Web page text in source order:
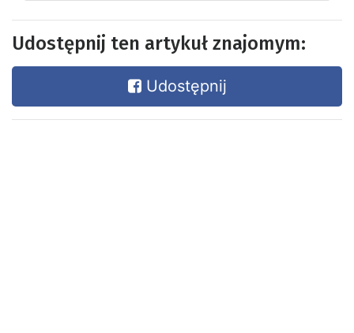
Udostępnij ten artykuł znajomym:
Udostępnij